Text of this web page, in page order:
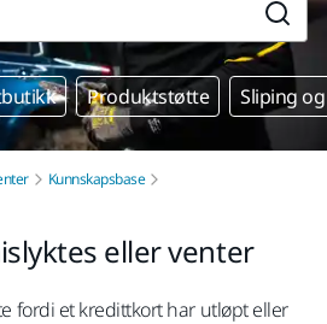
Produktstøtte Sliping
Kunnskapsbase
eller venter
fordi et kredittkort har utløpt eller